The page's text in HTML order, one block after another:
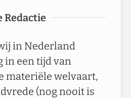
Redactie
in Nederland
in een tijd van
materiële welvaart,
(nog nooit is